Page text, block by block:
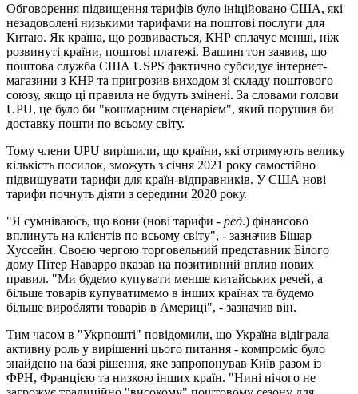
Обговорення підвищення тарифів було ініційовано США, які
незадоволені низькими тарифами на поштові послуги для
Китаю. Як країна, що розвивається, КНР сплачує менші, ніж
розвинуті країни, поштові платежі. Вашингтон заявив, що
поштова служба США USPS фактично субсидує інтернет-
магазини з КНР та пригрозив виходом зі складу поштового
союзу, якщо ці правила не будуть змінені. За словами голови
UPU, це було би "кошмарним сценарієм", який порушив би
доставку пошти по всьому світу.
Тому члени UPU вирішили, що країни, які отримують велику
кількість посилок, зможуть з січня 2021 року самостійно
підвищувати тарифи для країн-відправників. У США нові
тарифи почнуть діяти з середини 2020 року.
"Я сумніваюсь, що вони (нові тарифи - ред.) фінансово
вплинуть на клієнтів по всьому світу", - зазначив Бішар
Хуссейн. Своєю чергою торговельний представник Білого
дому Пітер Наварро вказав на позитивний вплив нових
правил. "Ми будемо купувати менше китайських речей, а
більше товарів купуватимемо в інших країнах та будемо
більше виробляти товарів в Америці", - зазначив він.
Тим часом в "Укрпошті" повідомили, що Україна відіграла
активну роль у вирішенні цього питання - компроміс було
знайдено на базі рішення, яке запропонував Київ разом із
ФРН, Францією та низкою інших країн. "Нині нічого не